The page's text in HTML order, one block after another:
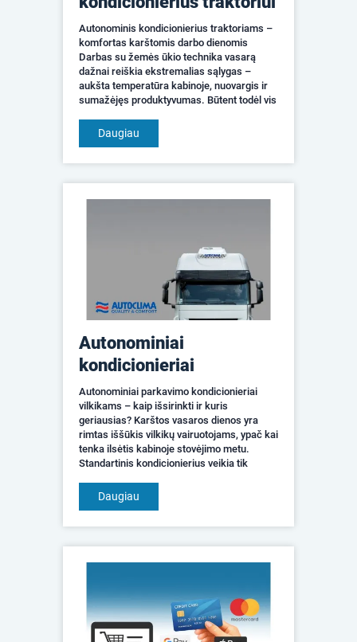
Autonominis kondicionierius traktoriams –
komfortas karštomis darbo dienomis
Darbas su žemės ūkio technika vasarą
dažnai reiškia ekstremalias sąlygas –
aukšta temperatūra kabinoje, nuovargis ir
sumažėjęs produktyvumas. Būtent todėl vis
kondicionierius traktoriam...
Daugiau
Autonominiai
kondicionieriai
Autonominiai parkavimo kondicionieriai
vilkikams – kaip išsirinkti ir kuris
geriausias? Karštos vasaros dienos yra
rimtas iššūkis vilkikų vairuotojams, ypač kai
tenka ilsėtis kabinoje stovėjimo metu.
Standartinis kondicionierius veikia tik
efektyviai vė...
Daugiau